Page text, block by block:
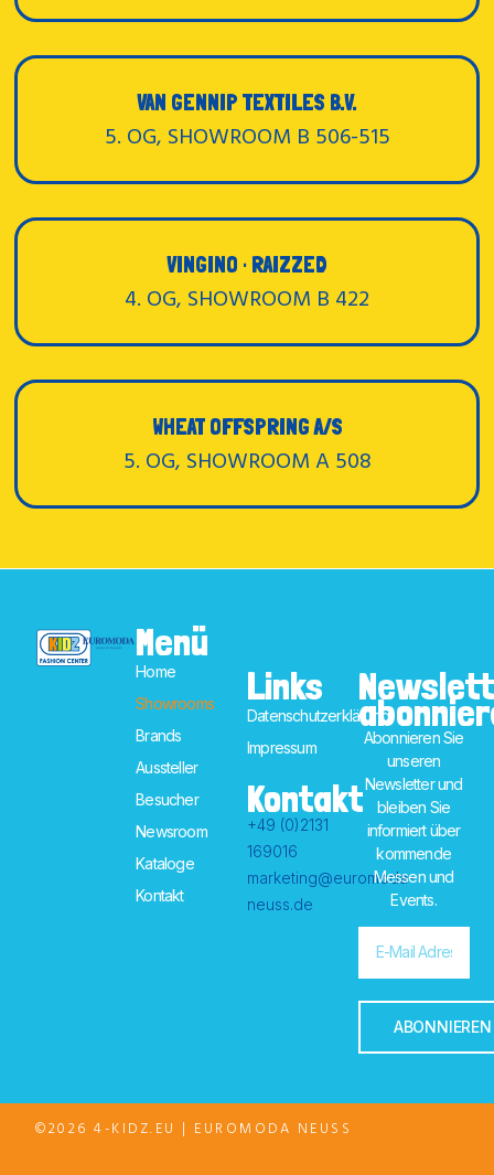
VAN GENNIP TEXTILES B.V.
5. OG, SHOWROOM B 506-515
VINGINO · RAIZZED
4. OG, SHOWROOM B 422
WHEAT OFFSPRING A/S
5. OG, SHOWROOM A 508
Menü
Home
Showrooms
Brands
Aussteller
Besucher
Newsroom
Kataloge
Kontakt
Links
Datenschutzerklärung
Impressum
Kontakt
+49 (0)2131
169016
marketing@euromoda-
neuss.de
Abonnieren Sie
unseren
Newsletter und
bleiben Sie
informiert über
kommende
Messen und
Events.
ABONNIEREN
©2026 4-KIDZ.EU | EUROMODA NEUSS